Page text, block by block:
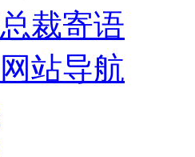
总裁寄语
网站导航